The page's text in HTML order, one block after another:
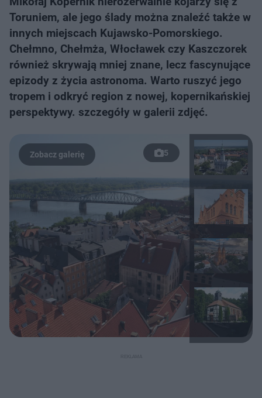
Toruniem, ale jego ślady można znaleźć także w
innych miejscach Kujawsko-Pomorskiego.
Chełmno, Chełmża, Włocławek czy Kaszczorek
również skrywają mniej znane, lecz fascynujące
epizody z życia astronoma. Warto ruszyć jego
tropem i odkryć region z nowej, kopernikańskiej
perspektywy. szczegóły w galerii zdjęć.
5